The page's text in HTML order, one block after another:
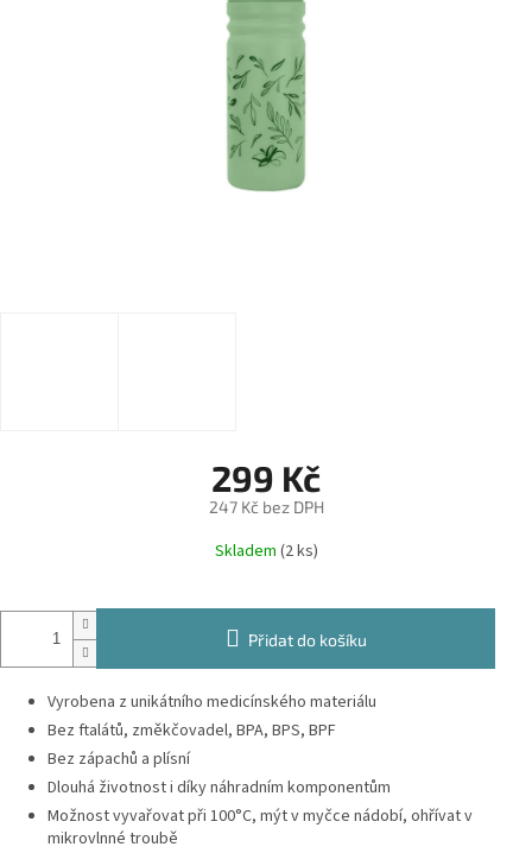
299 Kč
247 Kč bez DPH
Měrná
cena:
Skladem (2 ks)
Přidat do košíku
Vyrobena z unikátního medicínského materiálu
Bez ftalátů, změkčovadel, BPA, BPS, BPF
Bez zápachů a plísní
Dlouhá životnost i díky náhradním komponentům
Možnost vyvařovat při 100°C, mýt v myčce nádobí, ohřívat v
mikrovlnné troubě